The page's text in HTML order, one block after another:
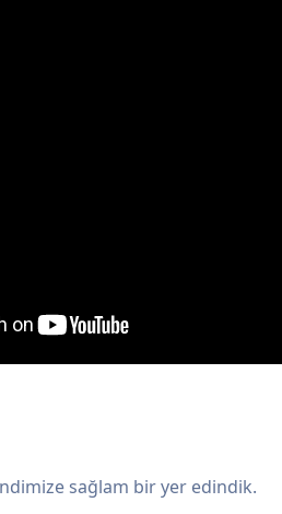
sağlam bir yer edindik.